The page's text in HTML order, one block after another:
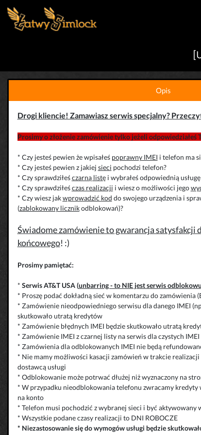
Opis
Drogi kliencie! Zamawiasz serwis specjalny?
Prosimy o złożenie zamówienie tylko jeżeli odpowiedziałeś
* Czy jesteś pewien że wpisałeś poprawny IMEI i telefon ma
* Czy jesteś pewien z jakiej sieci pochodzi telefon?
* Czy sprawdziłeśczarną listęi wybrałeś odpowiednią
* Czy sprawdziłeśczas realizacji i wiesz o możliwości jego
* Czy wiesz jakwprowadzić kod do swojego urządzenia i
(zablokowany licznikodblokowań)?
Świadome zamówienie to gwarancja satysfakcji
końcowego! :)
Prosimy pamiętać:
* Serwis AT&T USA (unbarring - to NIE jest serwis
* Proszę podać dokładną sieć w komentarzu do zamówienia
* Zamówienie nieodpowiedniego serwisu dla danego IMEI
skutkowało utratą kredytów
* Zamówienie błędnych IMEI będzie skutkowało utratą
* Zamówienie IMEI z czarnej listy na serwis dla czystych
* Zamówienia dla odblokowanych IMEI nie będą
* Nie mamy możliwości kasacji zamówień w trakcie
dostawcą usługi
* Odblokowanie może potrwać dłużej niż wyznaczony na
* W przypadku nieodblokowania telefonu zwracamy kredyty
na konto
* Telefon musi pochodzić z wybranej sieci i być aktywowany
* Wszystkie podane czasy realizacji to DNI ROBOCZE
* Niezastosowanie się do wymogów usługi będzie